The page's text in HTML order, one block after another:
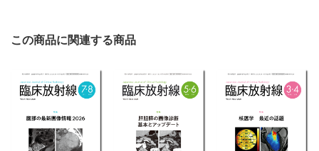
この商品に関連する商品